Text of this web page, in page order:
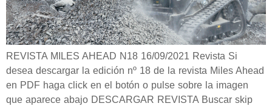
REVISTA MILES AHEAD N18 16/09/2021 Revista Si
desea descargar la edición nº 18 de la revista Miles Ahead
en PDF haga click en el botón o pulse sobre la imagen
que aparece abajo DESCARGAR REVISTA Buscar skip